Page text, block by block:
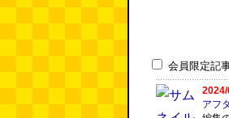
会員限定記
アフ